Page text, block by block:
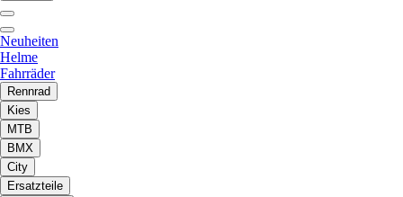
Neuheiten
Helme
Fahrräder
Rennrad
Kies
MTB
BMX
City
Ersatzteile